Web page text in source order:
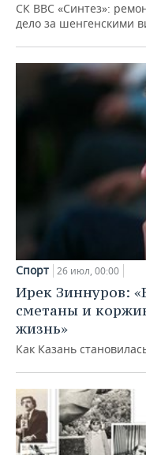
СК ВВС «Синтез»:
дело за шенгенскими
Спорт 26 июл, 00:00
Ирек Зиннуров:
сметаны и
жизнь»
Как Казань